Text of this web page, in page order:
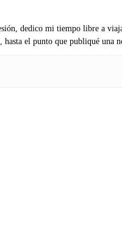
dedico mi tiempo libre a
hasta el punto que publiqué una